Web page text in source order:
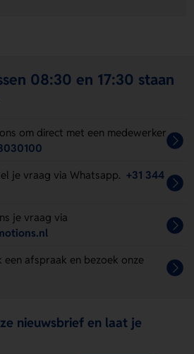
08:30 en 17:30 staan
om direct met een medewerker
je vraag via Whatsapp. +31 344
je vraag via
een afspraak en bezoek onze
nieuwsbrief en laat je